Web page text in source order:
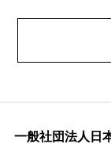
一般社団法人日